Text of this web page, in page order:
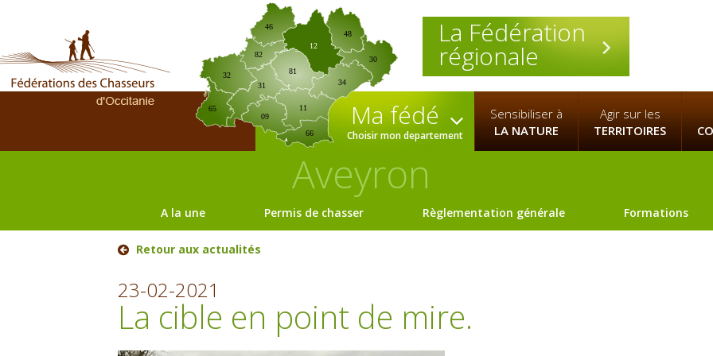
La Fédération
régionale
09
12
30
31
32
34
46
65
66
81
82
11
48
Ma fédé
Choisir mon departement
Sensibiliser à
LA NATURE
Agir sur les
TERRITOIRES
Aveyron
A la une Permis de chasser Règlementation générale Formations
Retour aux actualités
23-02-2021
La cible en point de mire.